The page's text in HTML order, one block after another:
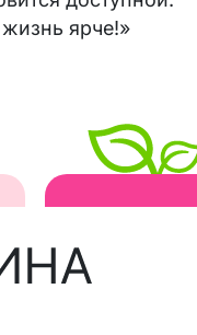
ярче!»